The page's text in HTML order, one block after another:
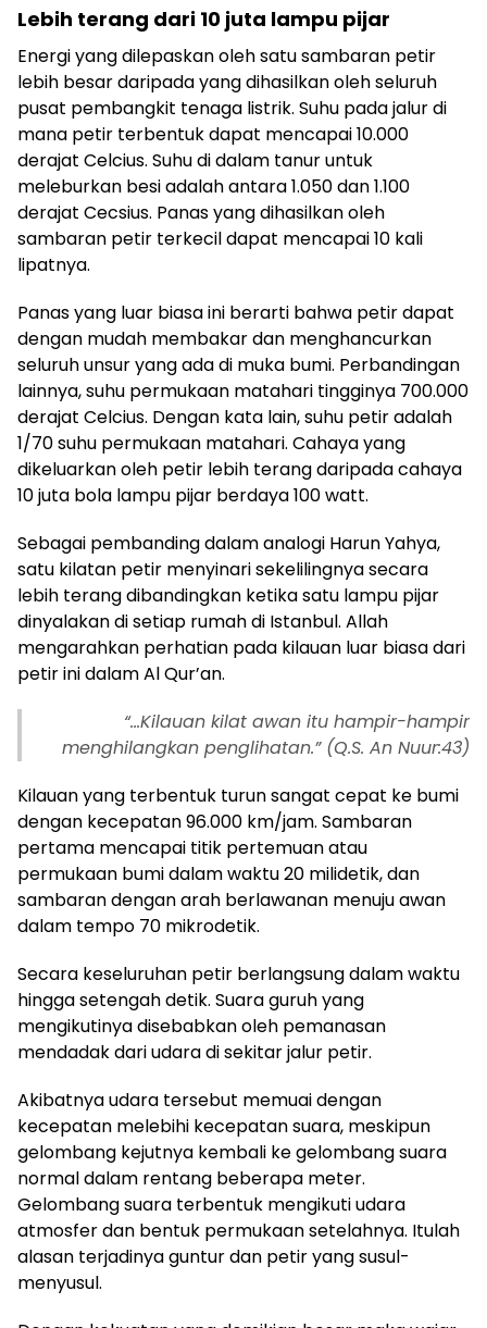
Lebih terang dari 10 juta lampu pijar
Energi yang dilepaskan oleh satu sambaran petir
lebih besar daripada yang dihasilkan oleh seluruh
pusat pembangkit tenaga listrik. Suhu pada jalur di
mana petir terbentuk dapat mencapai 10.000
derajat Celcius. Suhu di dalam tanur untuk
meleburkan besi adalah antara 1.050 dan 1.100
derajat Cecsius. Panas yang dihasilkan oleh
sambaran petir terkecil dapat mencapai 10 kali
lipatnya.
Panas yang luar biasa ini berarti bahwa petir dapat
dengan mudah membakar dan menghancurkan
seluruh unsur yang ada di muka bumi. Perbandingan
lainnya, suhu permukaan matahari tingginya 700.000
derajat Celcius. Dengan kata lain, suhu petir adalah
1/70 suhu permukaan matahari. Cahaya yang
dikeluarkan oleh petir lebih terang daripada cahaya
10 juta bola lampu pijar berdaya 100 watt.
Sebagai pembanding dalam analogi Harun Yahya,
satu kilatan petir menyinari sekelilingnya secara
lebih terang dibandingkan ketika satu lampu pijar
dinyalakan di setiap rumah di Istanbul. Allah
mengarahkan perhatian pada kilauan luar biasa dari
petir ini dalam Al Qur’an.
“…Kilauan kilat awan itu hampir-hampir
menghilangkan penglihatan.” (Q.S. An Nuur:43)
Kilauan yang terbentuk turun sangat cepat ke bumi
dengan kecepatan 96.000 km/jam. Sambaran
pertama mencapai titik pertemuan atau
permukaan bumi dalam waktu 20 milidetik, dan
sambaran dengan arah berlawanan menuju awan
dalam tempo 70 mikrodetik.
Secara keseluruhan petir berlangsung dalam waktu
hingga setengah detik. Suara guruh yang
mengikutinya disebabkan oleh pemanasan
mendadak dari udara di sekitar jalur petir.
Akibatnya udara tersebut memuai dengan
kecepatan melebihi kecepatan suara, meskipun
gelombang kejutnya kembali ke gelombang suara
normal dalam rentang beberapa meter.
Gelombang suara terbentuk mengikuti udara
atmosfer dan bentuk permukaan setelahnya. Itulah
alasan terjadinya guntur dan petir yang susul-
menyusul.